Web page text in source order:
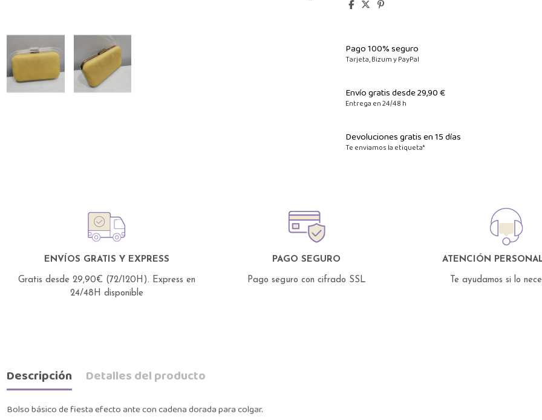
Pago 100% seguro
Tarjeta, Bizum y PayPal
Envío gratis desde 29,90 €
Entrega en 24/48 h
Devoluciones gratis en 15 días
Te enviamos la etiqueta*
ENVÍOS GRATIS Y EXPRESS
Gratis desde 29,90€ (72/120H). Express en
24/48H disponible
PAGO SEGURO
Pago seguro con cifrado SSL
ATENCIÓN
Te ayudamos si lo
Descripción Detalles del producto
Bolso básico de fiesta efecto ante con cadena dorada para colgar.